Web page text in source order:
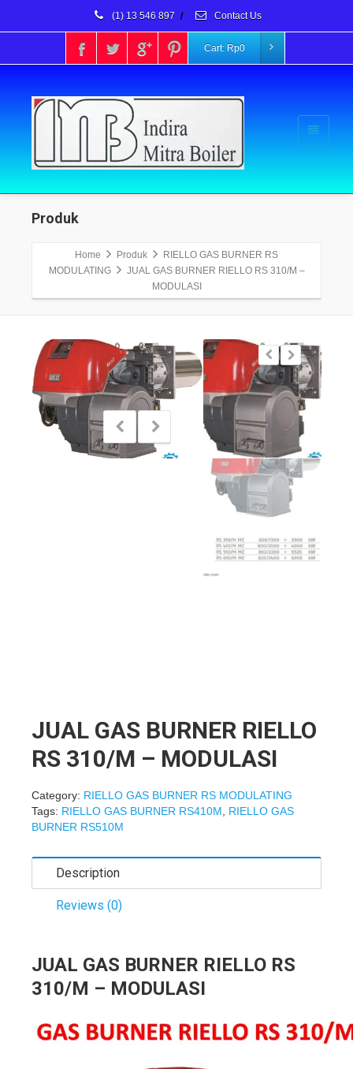
(1) 13 546 897 / Contact Us
Cart: Rp0
Produk
Home Produk
RIELLO GAS BURNER RS
MODULATING
JUAL GAS BURNER RIELLO RS 310/M –
MODULASI
JUAL GAS BURNER RIELLO
RS 310/M – MODULASI
Category: RIELLO GAS BURNER RS MODULATING
Tags: RIELLO GAS BURNER RS410M
RIELLO GAS
BURNER RS510M
Description
Reviews (0)
JUAL GAS BURNER RIELLO RS
310/M – MODULASI